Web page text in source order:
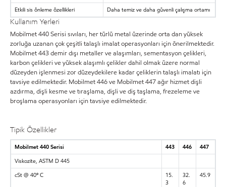
Etkili sis önleme özellikleri
Daha temiz ve daha güvenli çalışma ortamı
Kullanım Yerleri
Mobilmet 440 Serisi sıvıları, her türlü metal üzerinde orta dan yüksek
zorluğa uzanan çok çeşitli talaşlı imalat operasyonları için önerilmektedir.
Mobilmet 443 demir dışı metaller ve alaşımları, sementasyon çelikleri,
karbon çelikleri ve yüksek alaşımlı çelikler dahil olmak üzere normal
düzeyden işlenmesi zor düzeydekilere kadar çeliklerin talaşlı imalatı için
tavsiye edilmektedir. Mobilmet 446 ve Mobilmet 447 ağır hizmet dişli
azdırma, dişli kesme ve tıraşlama, dişli ve diş taşlama, frezeleme ve
broşlama operasyonları için tavsiye edilmektedir.
Tipik Özellikler
Mobilmet 440 Serisi 443 446
447
Viskozite, ASTM D 445
cSt @ 40º C
15.
3
32.
6
45.9